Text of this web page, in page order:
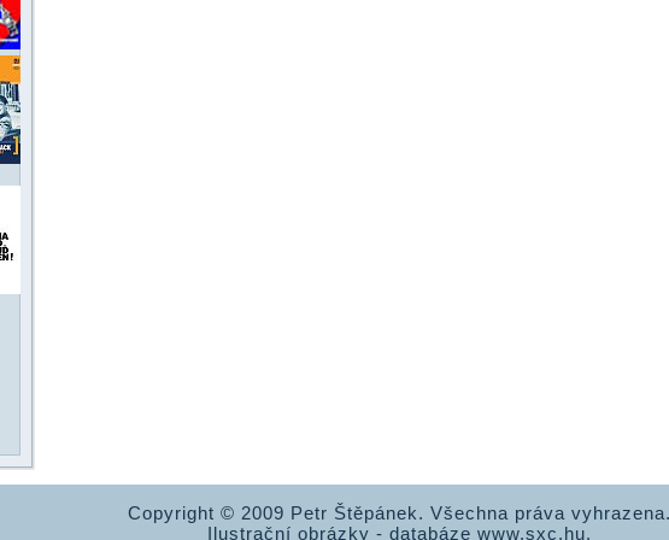
Copyright © 2009 Petr Štěpánek. Všechna práva
Ilustrační obrázky - databáze www.sxc.hu.